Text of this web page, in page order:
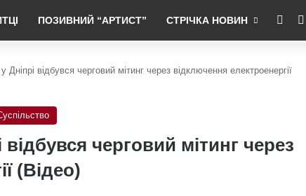
ПОЗИВНИЙ “АРТИСТ” СТРІЧКА НОВИН RSS
Дніпрі відбувся черговий мітинг через відключення електроенергії
відбувся черговий мітинг через
(Відео)